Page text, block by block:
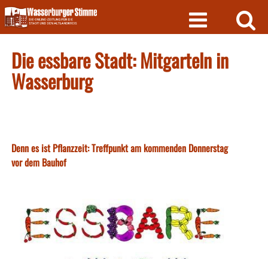
Skip
to
content
Die essbare Stadt: Mitgarteln in
Wasserburg
Denn es ist Pflanzzeit: Treffpunkt am kommenden Donnerstag
vor dem Bauhof